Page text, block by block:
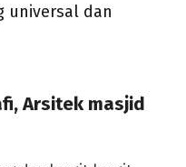
universal dan
Arsitek masjid